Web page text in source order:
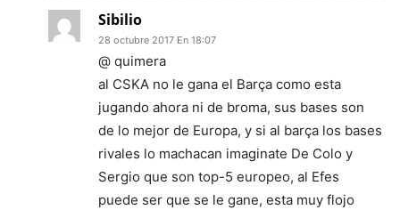
Sibilio
28 octubre 2017 En 18:07
@ quimera
al CSKA no le gana el Barça como esta
jugando ahora ni de broma, sus bases son
de lo mejor de Europa, y si al barça los bases
rivales lo machacan imaginate De Colo y
Sergio que son top-5 europeo, al Efes
puede ser que se le gane, esta muy flojo